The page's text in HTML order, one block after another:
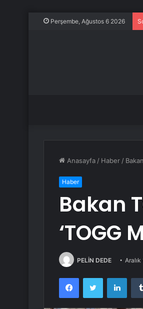
Perşembe, Ağustos 6 2026
Anasayfa / Haber /
Haber
Bakan
‘TOGG
PELİN DEDE
FacebookTwitter